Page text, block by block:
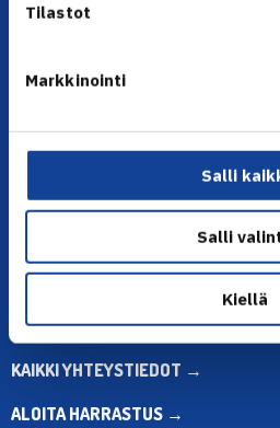
Tilastot
Markkinointi
Salli
Salli
Kiellä
YHTEYSTIEDOT
Olympiastadion, Paavo Nurmen
Puh. 010 574 3959
ma-pe klo 10.00-12.00
Muina aikoina olkaa yhteydessä
sähköpostitse: toimisto@tennis.fi
KAIKKI YHTEYSTIEDOT →
ALOITA HARRASTUS →